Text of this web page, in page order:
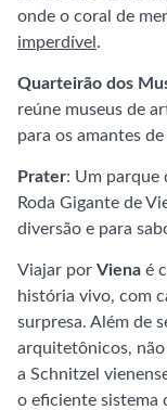
onde o coral de
imperdível .
Quarteirão dos
reúne museus de
para os amantes
Prater: Um parque
Roda Gigante de
diversão e para
Viajar por Viena é
história vivo, com
surpresa. Além de
arquitetônicos,
a Schnitzel
o eficiente sistema